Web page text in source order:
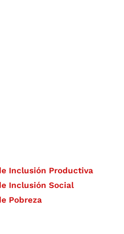
Inclusión Productiva
Inclusión Social
Pobreza